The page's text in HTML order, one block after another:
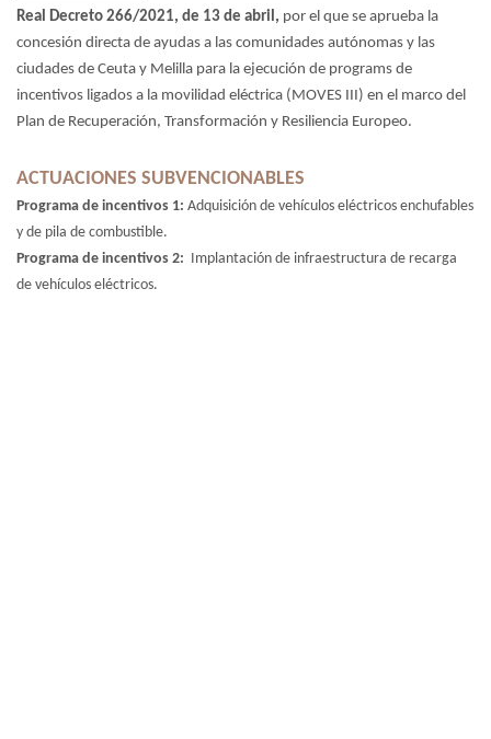
Real Decreto 266/2021, de 13 de abril, por el que se aprueba la
concesión directa de ayudas a las comunidades autónomas y las
ciudades de Ceuta y Melilla para la ejecución de programs de
incentivos ligados a la movilidad eléctrica (MOVES III) en el marco del
Plan de Recuperación, Transformación y Resiliencia Europeo.
ACTUACIONES SUBVENCIONABLES
Programa de incentivos 1: Adquisición de vehículos eléctricos enchufables
y de pila de combustible.
Programa de incentivos 2: Implantación de infraestructura de recarga
de vehículos eléctricos.